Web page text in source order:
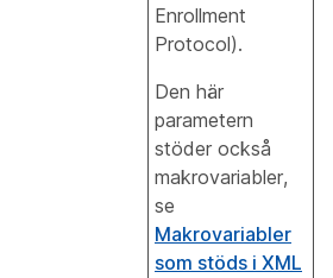
Enrollment
Protocol).
Den här
parametern
stöder också
makrovariabler,
se
Makrovariabler
som stöds i XML